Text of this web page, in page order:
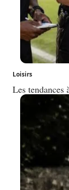
Loisirs
Les